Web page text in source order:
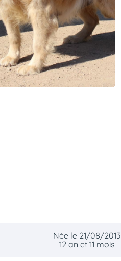
Née le 21/08/2013
12 an et 11 mois